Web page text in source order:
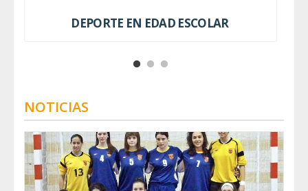
DEPORTE EN EDAD ESCOLAR
NOTICIAS